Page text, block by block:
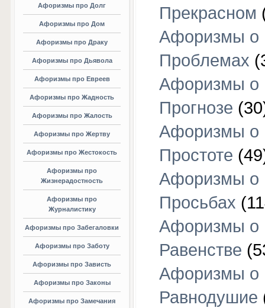
Афоризмы про Долг
Афоризмы про Дом
Афоризмы про Драку
Афоризмы про Дьявола
Афоризмы про Евреев
Афоризмы про Жадность
Афоризмы про Жалость
Афоризмы про Жертву
Афоризмы про Жестокость
Афоризмы про
Жизнерадостность
Афоризмы про
Журналистику
Афоризмы про Забегаловки
Афоризмы про Заботу
Афоризмы про Зависть
Афоризмы про Законы
Афоризмы про Замечания
Прекрасном
Афоризмы о
Проблемах
Афоризмы о
Прогнозе
Афоризмы о
Простоте
Афоризмы о
Просьбах
Афоризмы о
Равенстве
Афоризмы о
Равнодушие